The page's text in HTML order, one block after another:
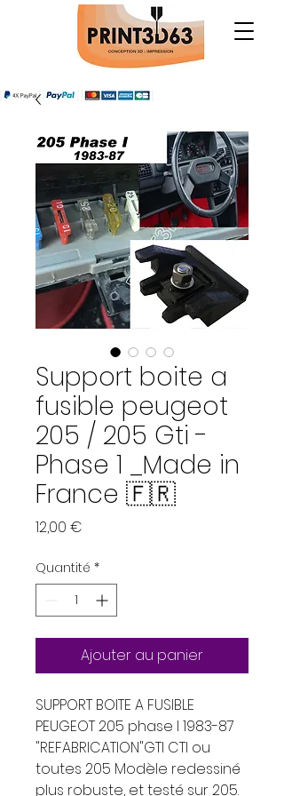
Support boite a
fusible peugeot
205 / 205 Gti -
Phase 1 _Made in
France 🇫🇷
12,00 €
Quantité *
Ajouter au panier
SUPPORT BOITE A FUSIBLE
PEUGEOT 205 phase I 1983-87
"REFABRICATION"GTI CTI ou
toutes 205 Modèle redessiné
plus robuste, et testé sur 205.